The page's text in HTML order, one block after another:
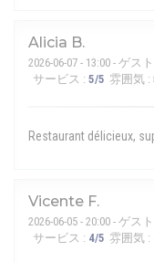
Alicia B
2026-06-07 - 13:00 - ゲス
サービス : 5/5 雰囲気 :
Restaurant délicieux,
Vicente F
2026-06-05 - 20:00 - ゲス
サービス : 4/5 雰囲気 :